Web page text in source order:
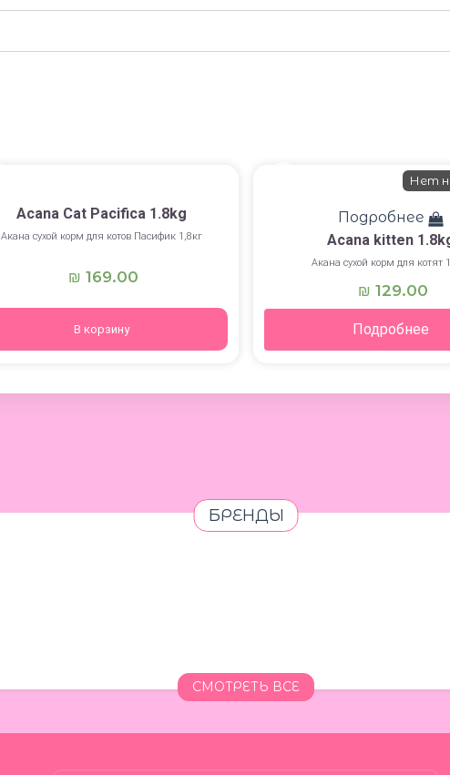
Acana Cat Pacifica 1.8kg
Акана сухой корм для котов Пасифик 1,8кг
₪ 169.00
В корзину
Нет
Подробнее
Acana kitten
Акана сухой корм для котят
₪ 129.00
Подробнее
БРЕНДЫ
СМОТРЕТЬ ВСЕ